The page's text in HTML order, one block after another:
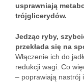
usprawniają
trójglicerydów.
Jedząc ryby,
przekłada się na
Włączenie ich do
redukcji wagi. Co
– poprawiają nastrój